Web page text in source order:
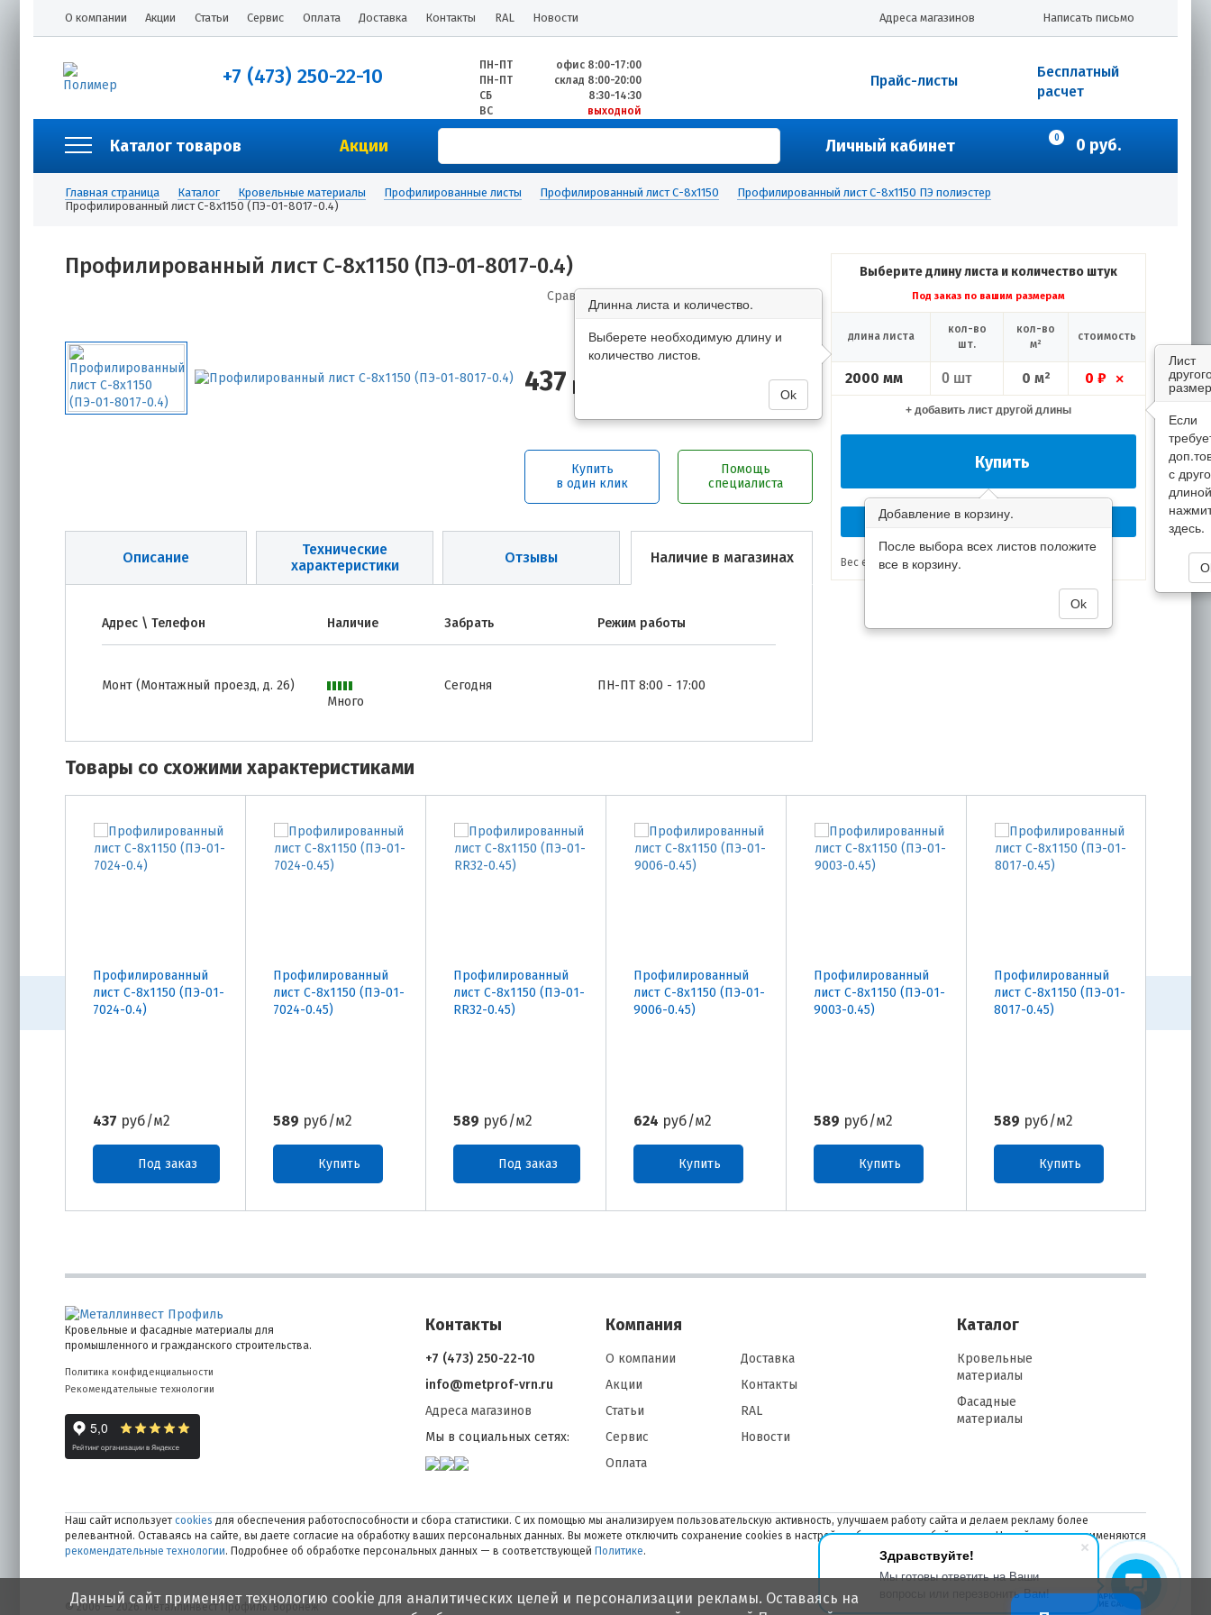
Здравствуйте!
Мы готовы ответить на Ваши
вопросы или перезвонить Вам!
О компании Акции Статьи Сервис Оплата Доставка Контакты RAL Новости Написать письмо
Адреса магазинов
+7 (473) 250-22-10 ПН-ПТ
офис 8:00-17:00
ПН-ПТ
склад 8:00-20:00
СБ
8:30-14:30
ВС
выходной
Бесплатный
расчет
Прайс-листы
Каталог товаров Акции Личный кабинет 0 0 руб.
Главная страница Каталог Кровельные материалы Профилированные листы Профилированный лист С-8х1150
Профилированный лист С-8х1150 ПЭ полиэстер
Профилированный лист С-8х1150 (ПЭ-01-8017-0.4)
Профилированный лист С-8х1150 (ПЭ-01-8017-0.4)
Сравнить
437 руб/м2
Купить
в один клик
Помощь
специалиста
Описание
Технические
характеристики
Отзывы Наличие в магазинах
Адрес \ Телефон Наличие Забрать Режим работы
Монт (Монтажный проезд, д. 26)
Много
Сегодня ПН-ПТ 8:00 - 17:00
Выберите длину листа и количество штук
Под заказ по вашим размерам
длина листа
кол-во
шт.
кол-во
м²
стоимость
2000 мм 0 м² 0 ₽ ×
Длинна листа и количество.
Выберете необходимую длину и
количество листов.
Ok
+ добавить лист другой длины
Купить
Добавление в корзину.
После выбора всех листов положите
все в корзину.
Ok
Перезвоните мне сейчас!
Вес единицы товара:3.25 кг
Товары со схожими характеристиками
Профилированный
лист С-8х1150 (ПЭ-01-
7024-0.4)
437 руб/м2
Под заказ
Профилированный
лист С-8х1150 (ПЭ-01-
7024-0.45)
589 руб/м2
Купить
Профилированный
лист С-8х1150 (ПЭ-01-
RR32-0.45)
589 руб/м2
Под заказ
Профилированный
лист С-8х1150 (ПЭ-01-
9006-0.45)
624 руб/м2
Купить
Профилированный
лист С-8х1150 (ПЭ-01-
9003-0.45)
589 руб/м2
Купить
Профилированный
лист С-8х1150 (ПЭ-01-
8017-0.45)
589 руб/м2
Купить
Кровельные и фасадные материалы для
промышленного и гражданского строительства.
Политика конфиденциальности
Рекомендательные технологии
Контакты
+7 (473) 250-22-10
info@metprof-vrn.ru
Адреса магазинов
Мы в социальных сетях:
Компания
О компании
Акции
Статьи
Сервис
Оплата
Доставка
Контакты
RAL
Новости
Каталог
Кровельные
материалы
Фасадные
материалы
Наш сайт использует cookies для обеспечения работоспособности и сбора статистики. С их помощью мы анализируем пользовательскую активность, улучшаем работу сайта и делаем рекламу более
релевантной. Оставаясь на сайте, вы даете согласие на обработку ваших персональных данных. Вы можете отключить сохранение cookies в настройках браузера в любой момент. На сайте также применяются
рекомендательные технологии. Подробнее об обработке персональных данных — в соответствующей Политике.
© 2006 — 2026. Металлинвест Профиль. Воронеж
Данный сайт применяет технологию cookie для аналитических целей и персонализации рекламы. Оставаясь на
Лист
Если
с
длиной
здесь.